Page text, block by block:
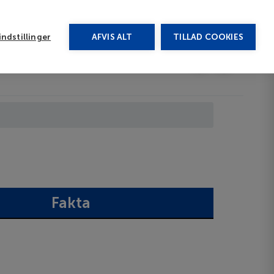
AFVIS ALT TILLAD COOKIES
Fakta